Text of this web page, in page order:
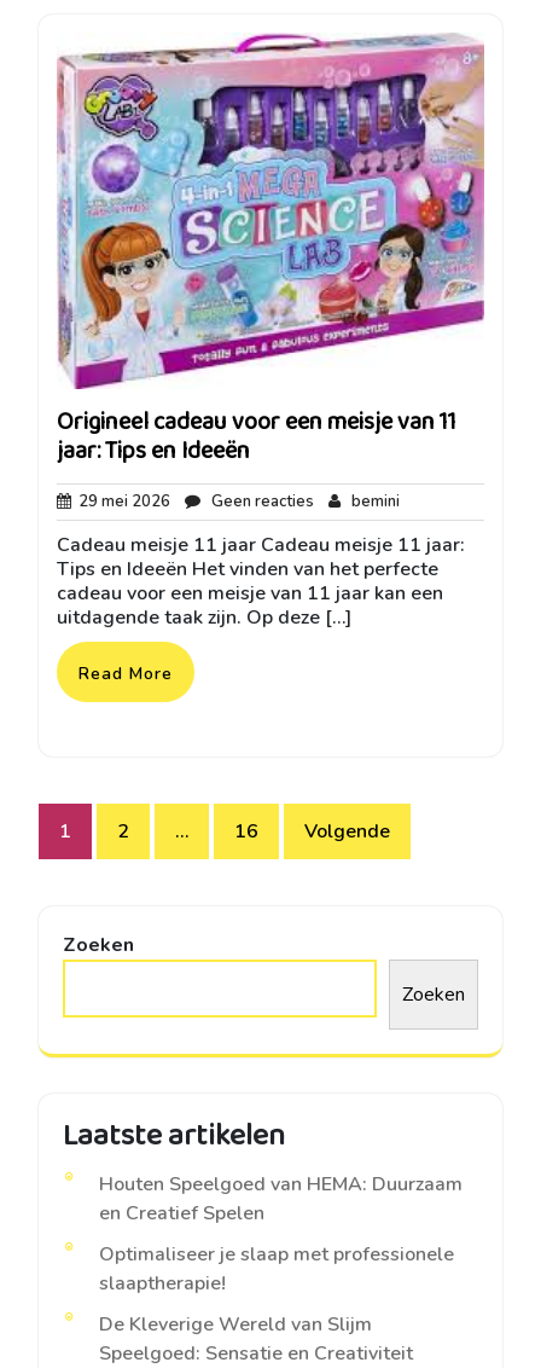
Origineel cadeau voor een meisje van 11
jaar: Tips en Ideeën
29 mei 2026 29
mei
2026
Geen reacties Geen
reacties
bemini
Cadeau meisje 11 jaar Cadeau meisje 11 jaar:
Tips en Ideeën Het vinden van het perfecte
cadeau voor een meisje van 11 jaar kan een
uitdagende taak zijn. Op deze […]
Read More
Berichtnavigatie
1 2 … 16 Volgende
Zoeken
Zoeken
Laatste artikelen
Houten Speelgoed van HEMA: Duurzaam
en Creatief Spelen
Optimaliseer je slaap met professionele
slaaptherapie!
De Kleverige Wereld van Slijm
Speelgoed: Sensatie en Creativiteit